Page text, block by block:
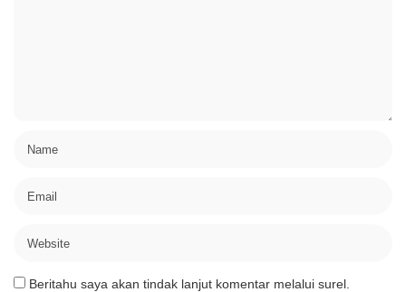
Beritahu saya akan tindak lanjut komentar melalui surel.